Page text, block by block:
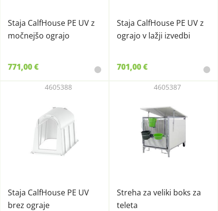
Staja CalfHouse PE UV z
močnejšo ograjo
771,00 €
Staja CalfHouse PE UV z
ograjo v lažji izvedbi
701,00 €
Staja CalfHouse PE UV
brez ograje
4605388
Streha za veliki boks za
teleta
4605387